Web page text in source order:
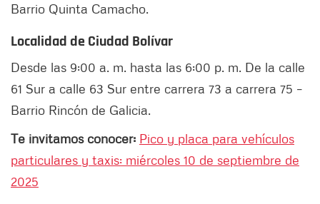
Barrio Quinta Camacho.
Localidad de Ciudad Bolívar
Desde las 9:00 a. m. hasta las 6:00 p. m. De la calle
61 Sur a calle 63 Sur entre carrera 73 a carrera 75 –
Barrio Rincón de Galicia.
Te invitamos conocer: Pico y placa para vehículos
particulares y taxis: miércoles 10 de septiembre de
2025